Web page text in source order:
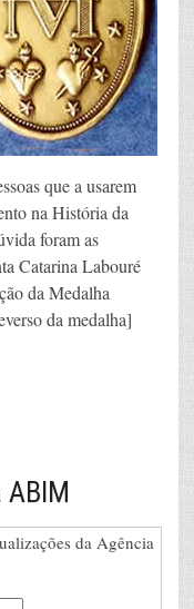
que a usarem
na História da
foram as
Catarina Labouré
da Medalha
da medalha]
da Agência